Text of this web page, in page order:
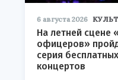
6 августа 2026
На летней сцене
офицеров»
серия бесплатных
концертов